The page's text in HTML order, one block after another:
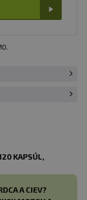
KAPSÚL,
A CIEV?